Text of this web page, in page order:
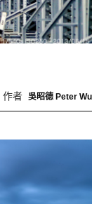
作者 吳昭德 Peter Wu